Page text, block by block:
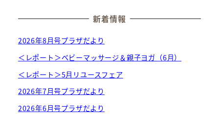
新着情報
2026年8月号プラザだより
＜レポート＞ベビーマッサージ＆親子ヨガ（6月）
＜レポート＞5月リユースフェア
2026年7月号プラザだより
2026年6月号プラザだより